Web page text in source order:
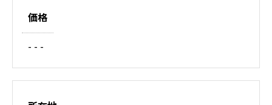
価格
- - -